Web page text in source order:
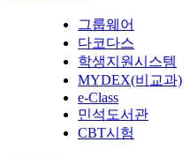
그룹웨어
다코다스
학생지원시스템
MYDEX(비교과)
e-Class
민석도서관
CBT시험